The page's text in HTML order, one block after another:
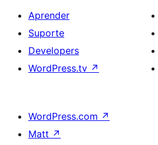
Aprender
Suporte
Developers
WordPress.tv ↗
WordPress.com ↗
Matt ↗